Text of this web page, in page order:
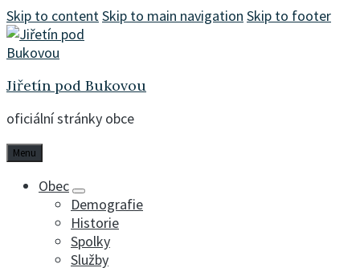
Skip to contentSkip to main navigation Skip to footer
Jiřetín pod Bukovou
oficiální stránky obce
Menu
Obec
Demografie
Historie
Spolky
Služby